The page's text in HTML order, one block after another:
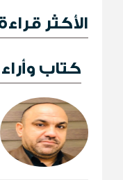
الأكثر
كتاب وأراء